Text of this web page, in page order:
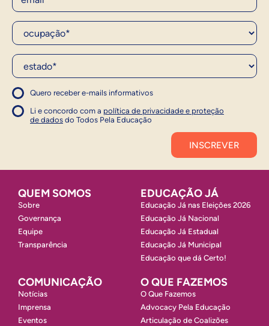
Ocupação*
Estado*
Quero receber e-mails informativos
1
Concordo com a política
Concordo com a política
Li e concordo com a política de privacidade e proteção
de dados do Todos Pela Educação
1
QUEM SOMOS
Sobre
Governança
Equipe
Transparência
EDUCAÇÃO JÁ
Educação Já nas Eleições 2026
Educação Já Nacional
Educação Já Estadual
Educação Já Municipal
Educação que dá Certo!
COMUNICAÇÃO
Notícias
Imprensa
Eventos
O QUE FAZEMOS
O Que Fazemos
Advocacy Pela Educação
Articulação de Coalizões